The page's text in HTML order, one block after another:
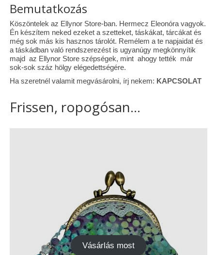
Bemutatkozás
Köszöntelek az Ellynor Store-ban. Hermecz Eleonóra vagyok.
Én készítem neked ezeket a szetteket, táskákat, tárcákat és
még sok más kis hasznos tárolót. Remélem a te napjaidat és
a táskádban való rendszerezést is ugyanúgy megkönnyítik
majd az Ellynor Store szépségek, mint ahogy tették már
sok-sok száz hölgy elégedettségére.
Ha szeretnél valamit megvásárolni, írj nekem: KAPCSOLAT
Frissen, ropogósan...
Vásárlás most